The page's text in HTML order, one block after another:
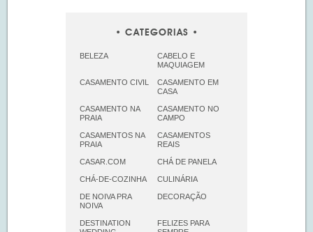
CATEGORIAS
BELEZA
CABELO E
MAQUIAGEM
CASAMENTO CIVIL
CASAMENTO EM
CASA
CASAMENTO NA
PRAIA
CASAMENTO NO
CAMPO
CASAMENTOS NA
PRAIA
CASAMENTOS
REAIS
CASAR.COM CHÁ DE PANELA
CHÁ-DE-COZINHA CULINÁRIA
DE NOIVA PRA
NOIVA
DECORAÇÃO
DESTINATION
FELIZES PARA